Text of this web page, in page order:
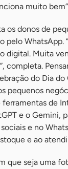
muito
os donos de
pelo WhatsApp.
digital. Muita
completa.
do Dia
pequenos
de
e o Gemini,
e no
e ao
que seja uma